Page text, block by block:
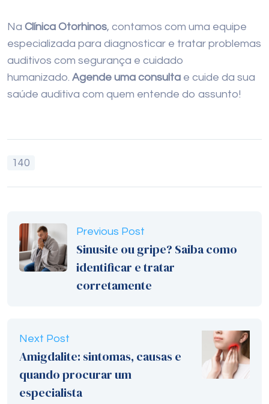
Na Clínica Otorhinos, contamos com uma equipe
especializada para diagnosticar e tratar problemas
auditivos com segurança e cuidado
humanizado. Agende uma consulta e cuide da sua
saúde auditiva com quem entende do assunto!
140
Previous Post
Sinusite ou gripe? Saiba como
identificar e tratar
corretamente
Next Post
Amigdalite: sintomas, causas e
quando procurar um
especialista